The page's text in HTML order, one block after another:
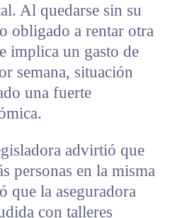
Al quedarse sin su
obligado a rentar otra
implica un gasto de
semana, situación
una fuerte
advirtió que
personas en la misma
que la aseguradora
con talleres